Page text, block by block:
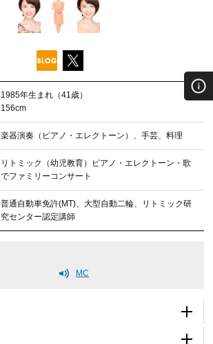
1985年⽣まれ（41歳）
156cm
楽器演奏（ピアノ・エレクトーン）、手芸、料理
リトミック（幼児教育）ピアノ・エレクトーン・歌
でファミリーコンサート
普通自動車免許(MT)、大型自動二輪、リトミック研
究センター認定講師
MC